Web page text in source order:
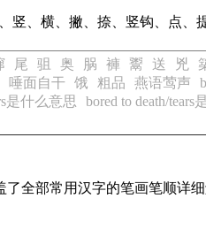
、横、撇、捺、竖钩、点、
尾 驵 奥 脶 褲 鬻 送 兇
唾面自干 饿 粗品 燕语莺声
是什么意思 bored to death/tears
全部常用汉字的笔画笔顺详